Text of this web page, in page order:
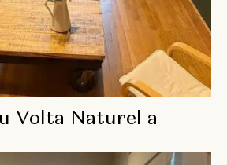
Volta Naturel a